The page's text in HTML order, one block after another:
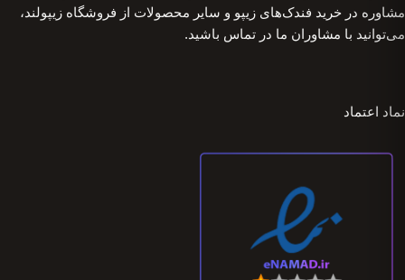
مشاوره در خرید فندک‌های زیپو و سایر محصولات از فروشگاه زیپولند،
می‌توانید با مشاوران ما در تماس باشید.
نماد اعتماد